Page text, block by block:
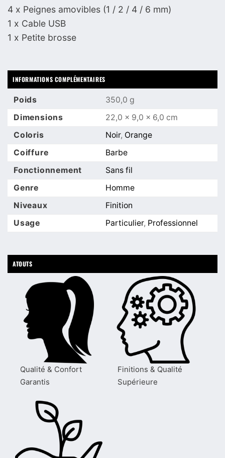
4 x Peignes amovibles (1 / 2 / 4 / 6 mm)
1 x Cable USB
1 x Petite brosse
INFORMATIONS COMPLÉMENTAIRES
Poids
350,0 g
Dimensions
22,0 × 9,0 × 6,0 cm
Coloris
Noir, Orange
Coiffure
Barbe
Fonctionnement
Sans fil
Genre
Homme
Niveaux
Finition
Usage
Particulier, Professionnel
ATOUTS
Qualité & Confort
Garantis
Finitions & Qualité
Supérieure